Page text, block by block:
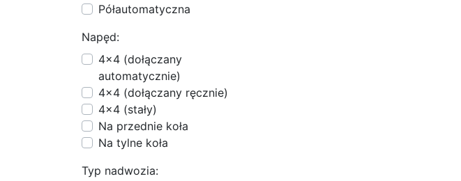
Półautomatyczna
Napęd:
4x4 (dołączany
automatycznie)
4x4 (dołączany ręcznie)
4x4 (stały)
Na przednie koła
Na tylne koła
Typ nadwozia: